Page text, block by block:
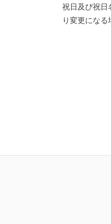
祝日及び祝日
り変更になる